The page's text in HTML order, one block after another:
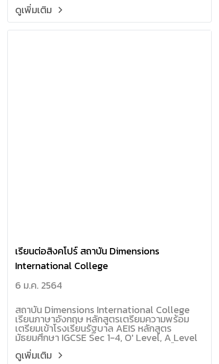
ดูเพิ่มเติม
เรียนต่อสิงคโปร์ สถาบัน Dimensions
International College
6 ม.ค. 2564
สถาบัน Dimensions International College
เรียนภาษาอังกฤษ หลักสูตรเตรียมความพร้อม
เตรียมเข้าโรงเรียนรัฐบาล AEIS หลักสูตร
มัธยมศึกษา IGCSE Sec 1-4, O' Level, A Level
หลักสูตร Diploma ปริญญาตรี ปริญญาโท เรียน
ต่อสิงคโปร์ เรียนภาษาที่สิงคโปร์
ดูเพิ่มเติม